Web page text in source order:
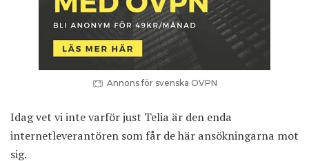
Annons för svenska OVPN
Idag vet vi inte varför just Telia är den enda
internetleverantören som får de här ansökningarna mot
sig.